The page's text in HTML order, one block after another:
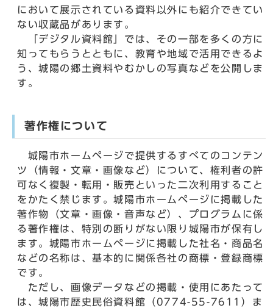
において展示されている資料以外にも紹介できてい
ない収蔵品があります。
「デジタル資料館」では、その一部を多くの方に
知ってもらうとともに、教育や地域で活用できるよ
う、城陽の郷土資料やむかしの写真などを公開しま
す。
著作権について
城陽市ホームページで提供するすべてのコンテン
ツ（情報・文章・画像など）について、権利者の許
可なく複製・転用・販売といった二次利用すること
をかたく禁じます。城陽市ホームページに掲載した
著作物（文章・画像・音声など）、プログラムに係
る著作権は、特別の断りがない限り城陽市が保有し
ます。城陽市ホームページに掲載した社名・商品名
などの名称は、基本的に関係各社の商標・登録商標
です。
ただし、画像データなどの掲載・使用にあたって
は、城陽市歴史民俗資料館（0774-55-7611）ま